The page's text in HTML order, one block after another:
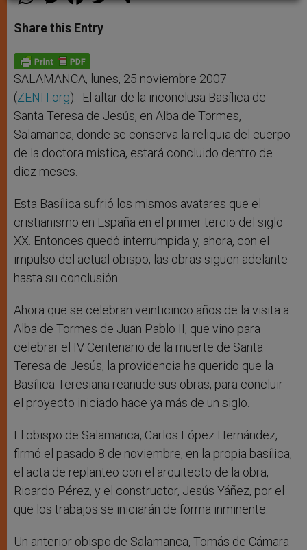
t
s
p
p
s
e
g
e
r
e
b
o
k
Share this Entry
SALAMANCA, lunes, 25 noviembre 2007
(ZENIT.org).- El altar de la inconclusa Basílica de
Santa Teresa de Jesús, en Alba de Tormes,
Salamanca, donde se conserva la reliquia del cuerpo
de la doctora mística, estará concluido dentro de
diez meses.
Esta Basílica sufrió los mismos avatares que el
cristianismo en España en el primer tercio del siglo
XX. Entonces quedó interrumpida y, ahora, con el
impulso del actual obispo, las obras siguen adelante
hasta su conclusión.
Ahora que se celebran veinticinco años de la visita a
Alba de Tormes de Juan Pablo II, que vino para
celebrar el IV Centenario de la muerte de Santa
Teresa de Jesús, la providencia ha querido que la
Basílica Teresiana reanude sus obras, para concluir
el proyecto iniciado hace ya más de un siglo.
El obispo de Salamanca, Carlos López Hernández,
firmó el pasado 8 de noviembre, en la propia basílica,
el acta de replanteo con el arquitecto de la obra,
Ricardo Pérez, y el constructor, Jesús Yáñez, por el
que los trabajos se iniciarán de forma inminente.
Un anterior obispo de Salamanca, Tomás de Cámara